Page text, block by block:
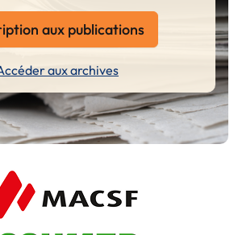
aux publications
aux archives